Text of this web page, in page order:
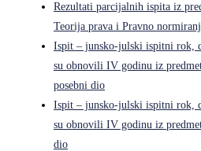
Rezultati parcijalnih ispita iz
Teorija prava i Pravno
Ispit – junsko-julski ispitni rok,
su obnovili IV godinu iz
posebni dio
Ispit – junsko-julski ispitni rok,
su obnovili IV godinu iz
dio